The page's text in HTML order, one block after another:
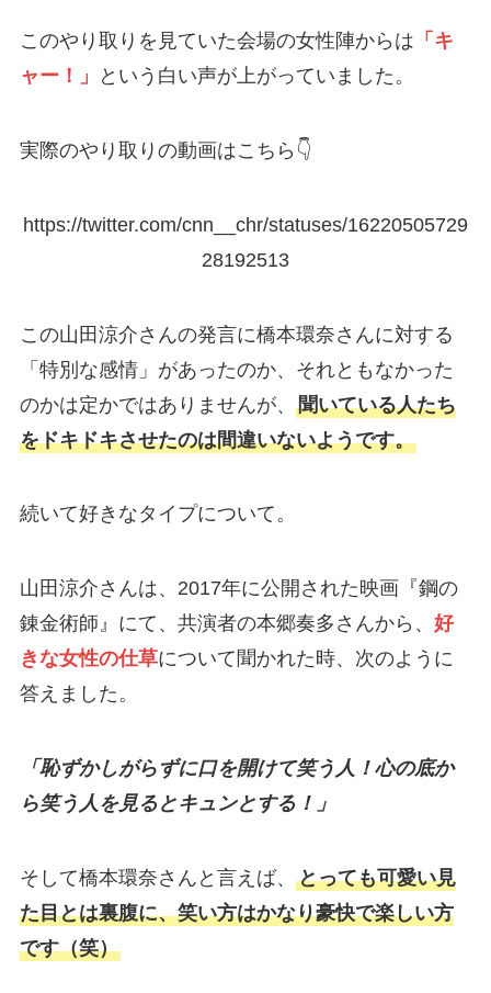
このやり取りを見ていた会場の女性陣からは 「キ
ャー！」
という白い声が上がっていました。
実際のやり取りの動画はこちら👇
https://twitter.com/cnn__chr/statuses/16220505729
28192513
この山田涼介さんの発言に橋本環奈さんに対する
「特別な感情」があったのか、それともなかった
のかは定かではありませんが、 聞いている人たち
をドキドキさせたのは間違いないようです。
続いて好きなタイプについて。
山田涼介さんは、2017年に公開された映画『鋼の
錬金術師』にて、共演者の本郷奏多さんから、 好
きな女性の仕草について聞かれた時、次のように
答えました。
「恥ずかしがらずに口を開けて笑う人！心の底か
ら笑う人を見るとキュンとする！」
そして橋本環奈さんと言えば、 とっても可愛い見
た目とは裏腹に、笑い方はかなり豪快で楽しい方
です（笑）